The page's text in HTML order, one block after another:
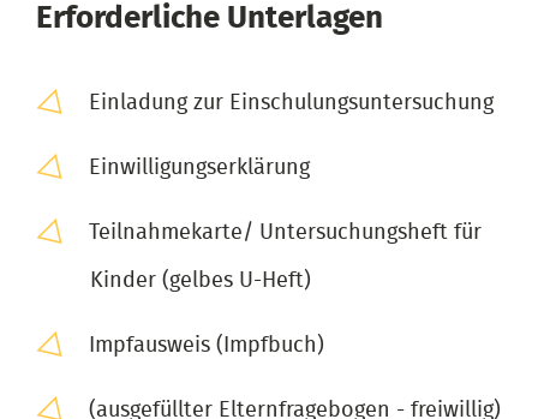
Erforderliche Unterlagen
Einladung zur Einschulungsuntersuchung
Einwilligungserklärung
Teilnahmekarte/ Untersuchungsheft für
Kinder (gelbes U-Heft)
Impfausweis (Impfbuch)
(ausgefüllter Elternfragebogen - freiwillig)